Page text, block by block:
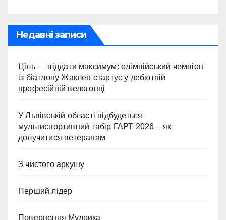
Недавні записи
Ціль — віддати максимум: олімпійський чемпіон
із біатлону Жаклен стартує у дебютній
професійній велогонці
У Львівській області відбудеться
мультиспортивний табір ГАРТ 2026 – як
долучитися ветеранам
З чистого аркушу
Перший лідер
Повернення Мудрика